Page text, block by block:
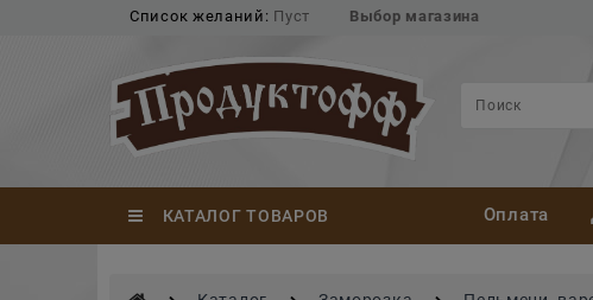
Список желаний: Пуст Выбор магазина
КАТАЛОГ ТОВАРОВ Оплата